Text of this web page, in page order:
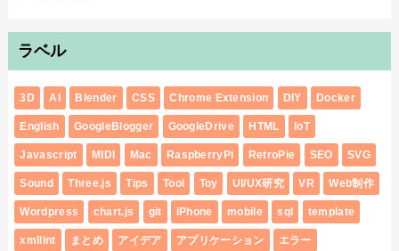
ラベル
3D AI Blender CSS Chrome Extension DIY Docker
English GoogleBlogger GoogleDrive HTML IoT
Javascript MIDI Mac RaspberryPi RetroPie SEO SVG
Sound Three.js Tips Tool Toy UI/UX研究 VR Web制作
Wordpress chart.js git iPhone mobile sql template
xmllint まとめ アイデア アプリケーション エラー